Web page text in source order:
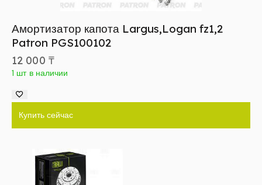
Амортизатор капота Largus,Logan fz1,2
Patron PGS100102
12 000 ₸
1 шт в наличии
Купить сейчас